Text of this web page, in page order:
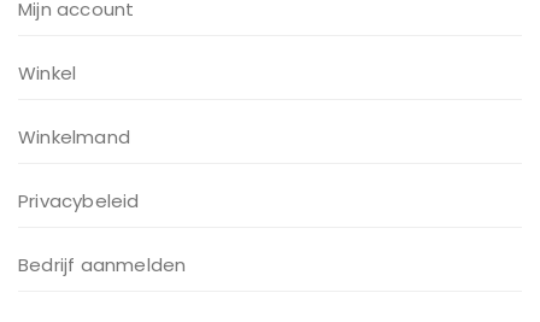
Mijn account
Winkel
Winkelmand
Privacybeleid
Bedrijf aanmelden